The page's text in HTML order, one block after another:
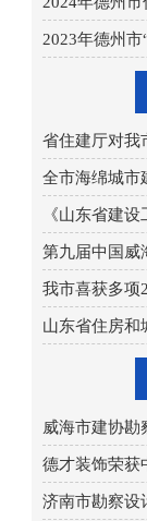
奖项目公示
2023年德州
—建筑创意设
省住建厅对我
作 进行专项
全市海绵城市
《山东省建
省人大审议颁
第九届中国威
建筑设计展览
我市喜获多项
察设计成果奖
山东省住房和
全省工程勘察
况的通报鲁
威海市建协勘
彰大会暨
德才装饰荣
鲁班奖
济南市勘察设